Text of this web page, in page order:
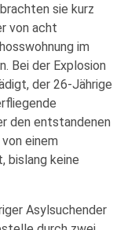
sie kurz
von acht
im
Bei der Explosion
der 26-Jährige
den entstandenen
einem
bislang keine
Asylsuchender